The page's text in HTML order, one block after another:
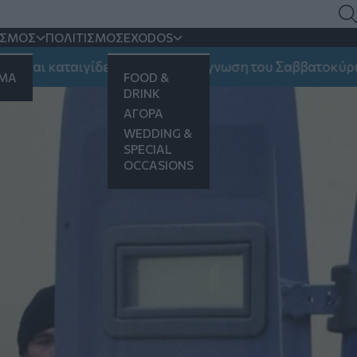
ΠΟΛΙΤΙΣΜΟΣEXODOS
FOOD &
DRINK
ΑΓΟΡΑ
WEDDING &
SPECIAL
OCCASIONS
και ποια η πρόγνωση του Σαββατοκύριακου